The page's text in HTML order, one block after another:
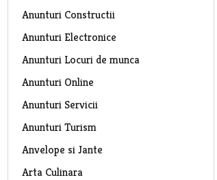
Anunturi Constructii
Anunturi Electronice
Anunturi Locuri de munca
Anunturi Online
Anunturi Servicii
Anunturi Turism
Anvelope si Jante
Arta Culinara